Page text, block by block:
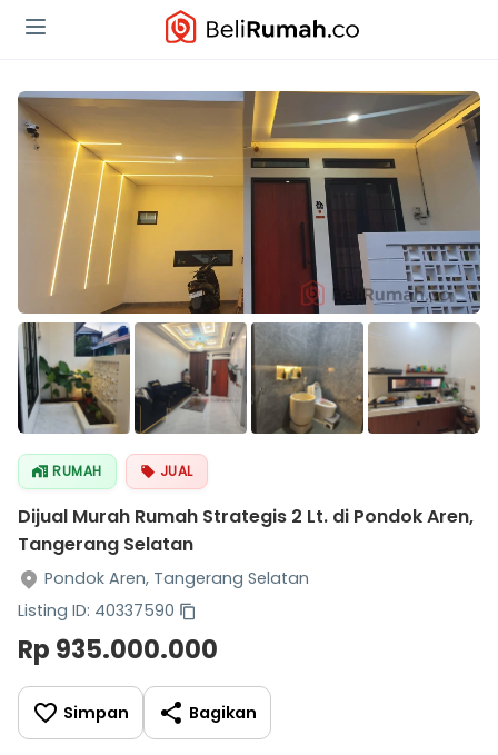
RUMAH JUAL
Dijual Murah Rumah Strategis 2 Lt. di Pondok Aren,
Tangerang Selatan
Pondok Aren, Tangerang Selatan
Listing ID: 40337590
Rp 935.000.000
Simpan Bagikan